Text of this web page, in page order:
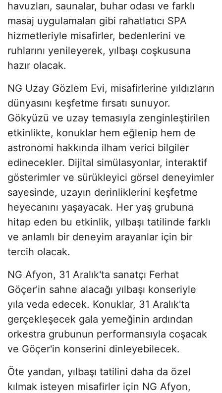
havuzları, saunalar, buhar odası ve farklı
masaj uygulamaları gibi rahatlatıcı SPA
hizmetleriyle misafirler, bedenlerini ve
ruhlarını yenileyerek, yılbaşı coşkusuna
hazır olacak.
NG Uzay Gözlem Evi, misafirlerine yıldızların
dünyasını keşfetme fırsatı sunuyor.
Gökyüzü ve uzay temasıyla zenginleştirilen
etkinlikte, konuklar hem eğlenip hem de
astronomi hakkında ilham verici bilgiler
edinecekler. Dijital simülasyonlar, interaktif
gösterimler ve sürükleyici görsel deneyimler
sayesinde, uzayın derinliklerini keşfetme
heyecanını yaşayacak. Her yaş grubuna
hitap eden bu etkinlik, yılbaşı tatilinde farklı
ve anlamlı bir deneyim arayanlar için bir
tercih olacak.
NG Afyon, 31 Aralık'ta sanatçı Ferhat
Göçer'in sahne alacağı yılbaşı konseriyle
yıla veda edecek. Konuklar, 31 Aralık'ta
gerçekleşecek gala yemeğinin ardından
orkestra grubunun performansıyla coşacak
ve Göçer'in konserini dinleyebilecek.
Öte yandan, yılbaşı tatilini daha da özel
kılmak isteyen misafirler için NG Afyon,